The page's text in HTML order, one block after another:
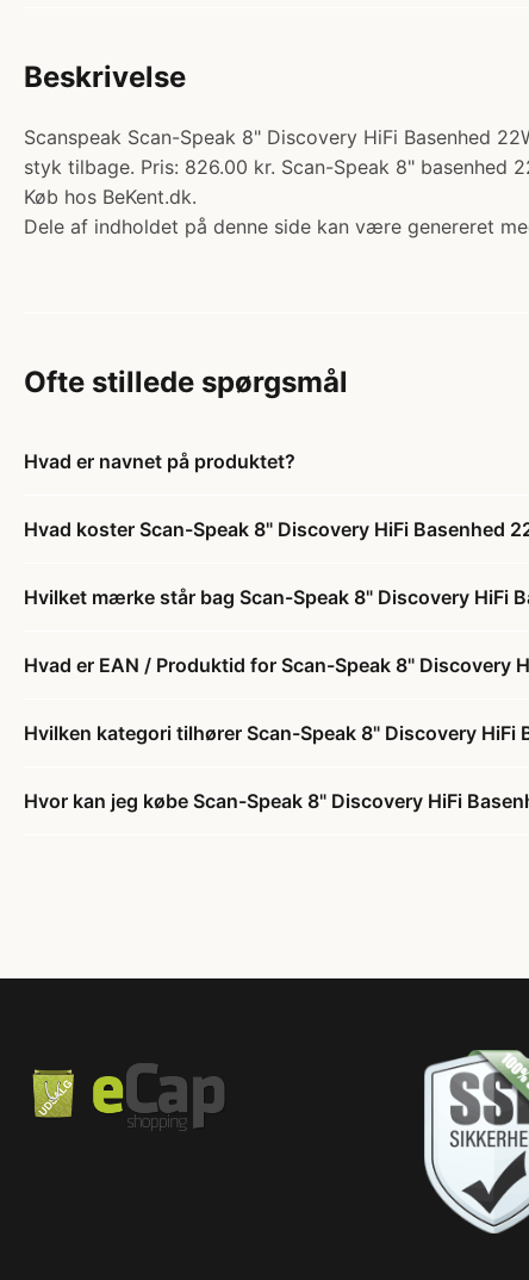
Beskrivelse
Scanspeak Scan-Speak 8" Discovery HiFi Basenhed
styk tilbage. Pris: 826.00 kr. Scan-Speak 8" basenhed
Køb hos BeKent.dk.
Dele af indholdet på denne side kan være genereret
Ofte stillede spørgsmål
Hvad er navnet på produktet?
Hvad koster Scan-Speak 8" Discovery HiFi Basenhed
Hvilket mærke står bag Scan-Speak 8" Discovery HiFi
Hvad er EAN / Produktid for Scan-Speak 8" Discovery
Hvilken kategori tilhører Scan-Speak 8" Discovery
Hvor kan jeg købe Scan-Speak 8" Discovery HiFi